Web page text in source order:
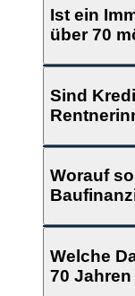
Ist ein
über 70
Sind
Worauf
Welche
70